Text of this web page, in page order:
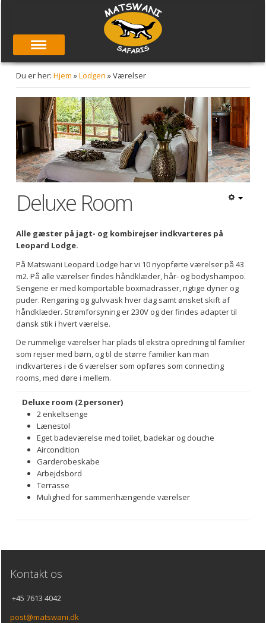
Du er her: Hjem »Lodgen »Værelser
Deluxe Room
Alle gæster på jagt- og kombirejser indkvarteres på
Leopard Lodge.
På Matswani Leopard Lodge har vi 10 nyopførte værelser på 43
m2. På alle værelser findes håndklæder, hår- og bodyshampoo.
Sengene er med komportable boxmadrasser, rigtige dyner og
puder. Rengøring og gulvvask hver dag samt ønsket skift af
håndklæder. Strømforsyning er 230V og der findes adapter til
dansk stik i hvert værelse.
De rummelige værelser har plads til ekstra opredning til familier
som rejser med børn, og til de større familier kan man
indkvarteres i de 6 værelser som opføres som connecting
rooms, med døre i mellem.
Deluxe room (2 personer)
2 enkeltsenge
Lænestol
Eget badeværelse med toilet, badekar og douche
Aircondition
Garderobeskabe
Arbejdsbord
Terrasse
Mulighed for sammenhængende værelser
Kontakt os
+45 7613 4042
post@matswani.dk